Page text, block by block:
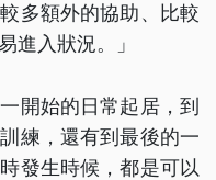
多額外的協助、比較
進入狀況。」
開始的日常起居，到
練，還有到最後的一
發生時候，都是可以